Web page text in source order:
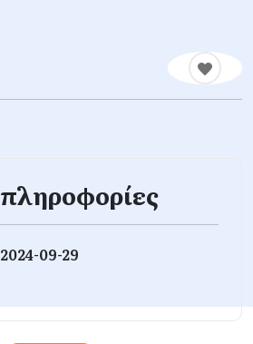
09-29